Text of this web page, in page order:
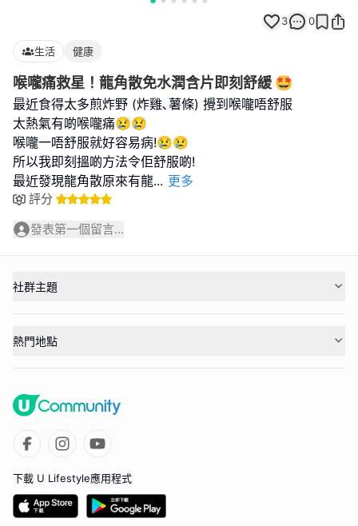
3 0
生活 健康
喉嚨痛救星！龍角散免水潤含片即刻舒緩 🤩
最近食得太多煎炸野 (炸雞､薯條) 攪到喉嚨唔舒服
太熱氣有啲喉嚨痛😢😢
喉嚨一唔舒服就好容易病!😢😢
所以我即刻搵啲方法令佢舒服啲!
最近發現龍角散原來有龍... 更多
評分
發表第一個留言...
社群主題
熱門地點
下載 U Lifestyle應用程式